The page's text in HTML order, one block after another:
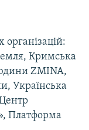
організацій:
Кримська
ZMINA,
Українська
Платформа